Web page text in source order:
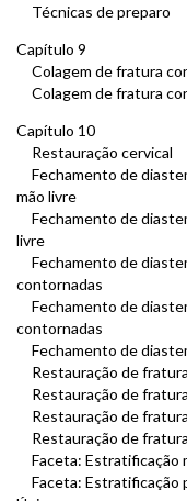
Técnicas de preparo
Capítulo 9
Colagem de fratura
Colagem de fratura
Capítulo 10
Restauração cervical
Fechamento de
mão livre
Fechamento de
livre
Fechamento de
contornadas
Fechamento de
contornadas
Fechamento de
Restauração de
Restauração de
Restauração de
Restauração de
Faceta: Estratificação
Faceta: Estratificação